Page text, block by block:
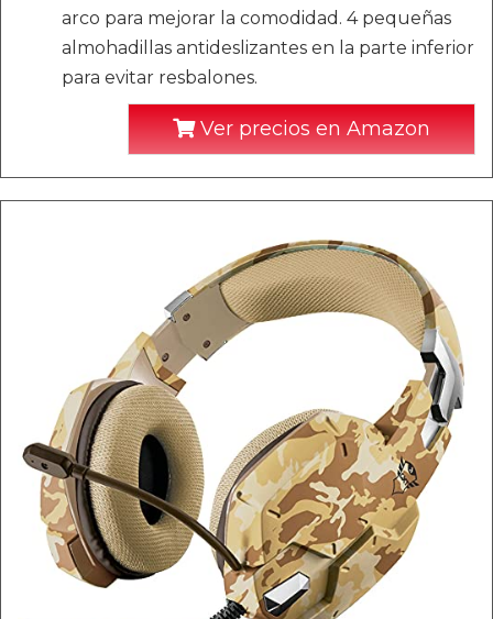
arco para mejorar la comodidad. 4 pequeñas
almohadillas antideslizantes en la parte inferior
para evitar resbalones.
Ver precios en Amazon